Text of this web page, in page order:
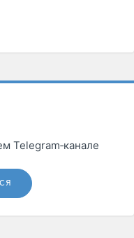
Telegram‑канале